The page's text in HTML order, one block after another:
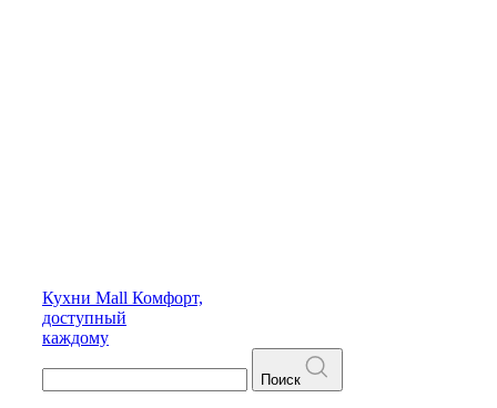
Кухни Mall Комфорт,
доступный
каждому
Поиск